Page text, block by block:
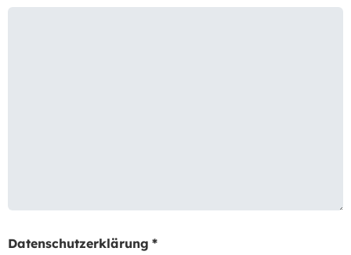
Datenschutzerklärung *